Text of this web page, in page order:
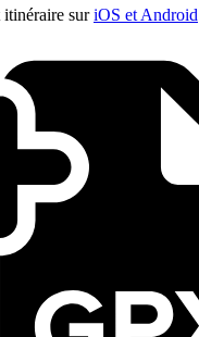
suriOS et Android